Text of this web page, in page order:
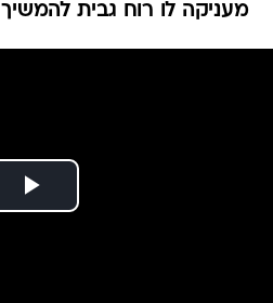
מעניקה לו רוח גבית להמשיך